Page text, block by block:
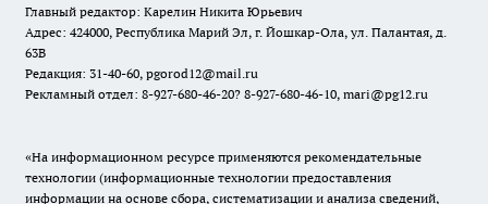
Главный редактор: Карелин Никита Юрьевич
Адрес: 424000, Республика Марий Эл, г. Йошкар-Ола, ул. Палантая, д.
63В
Редакция: 31-40-60, pgorod12@mail.ru
Рекламный отдел: 8-927-680-46-20? 8-927-680-46-10, mari@pg12.ru
«На информационном ресурсе применяются рекомендательные
технологии (информационные технологии предоставления
информации на основе сбора, систематизации и анализа сведений,